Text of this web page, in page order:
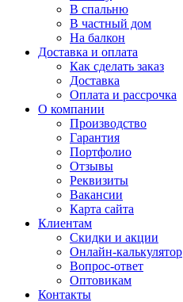
В спальню
В частный дом
На балкон
Доставка и оплата
Как сделать заказ
Доставка
Оплата и рассрочка
О компании
Производство
Гарантия
Портфолио
Отзывы
Реквизиты
Вакансии
Карта сайта
Клиентам
Скидки и акции
Онлайн-калькулятор
Вопрос-ответ
Оптовикам
Контакты